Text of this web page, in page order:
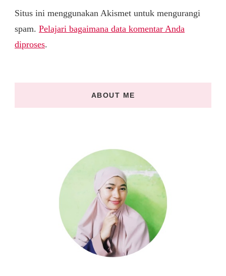
Situs ini menggunakan Akismet untuk mengurangi
spam. Pelajari bagaimana data komentar Anda
diproses.
ABOUT ME